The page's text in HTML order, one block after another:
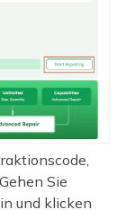
Sie
und klicken